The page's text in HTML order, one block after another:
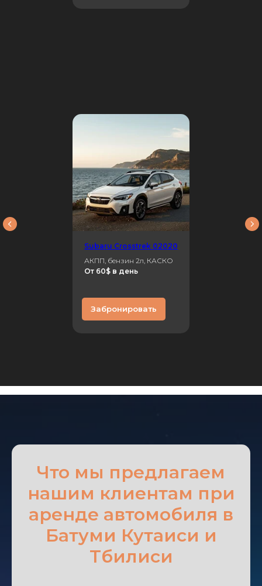
Subaru Crosstrek 02020
АКПП, бензин 2л, КАСКО
От 60$ в день
Забронировать
Что мы предлагаем
нашим клиентам при
аренде автомобиля в
Батуми Кутаиси и
Тбилиси